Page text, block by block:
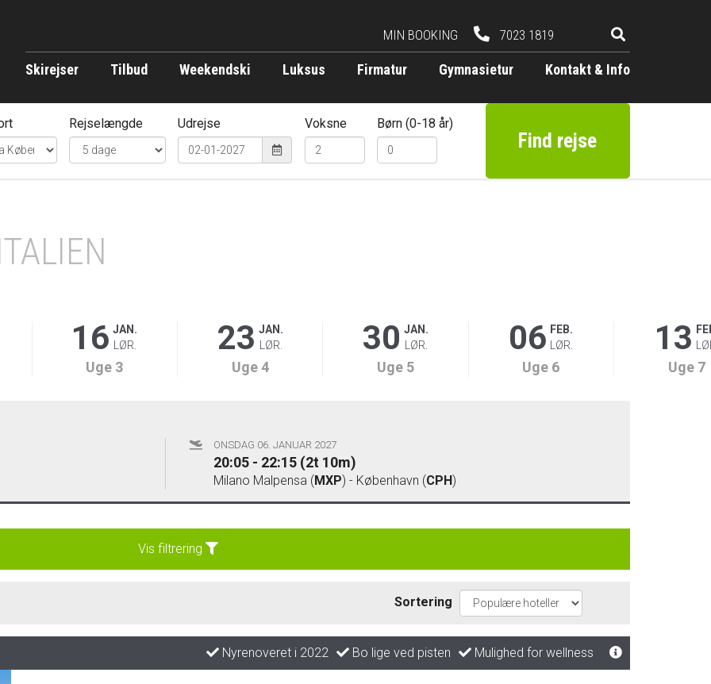
Skirejser Tilbud Weekendski Luksus Firmatur Gymnasietur Kontakt & Info
MIN BOOKING 7023 1819
Find rejse
Rejselængde Udrejse Voksne Børn (0-18 år)
16 JAN.
LØR.
Uge 3
23 JAN.
LØR.
Uge 4
30 JAN.
LØR.
Uge 5
06 FEB.
LØR.
Uge 6
13
Uge 7
ONSDAG 06. JANUAR 2027
20:05 - 22:15 (2t 10m)
Milano Malpensa (MXP) - København (CPH)
Vis filtrering
Sortering
Nyrenoveret i 2022 Bo lige ved pisten Mulighed for wellness